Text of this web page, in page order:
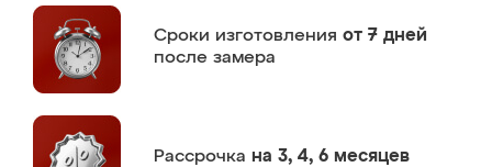
Сроки изготовления от 7 дней
после замера
Рассрочка на 3, 4, 6 месяцев